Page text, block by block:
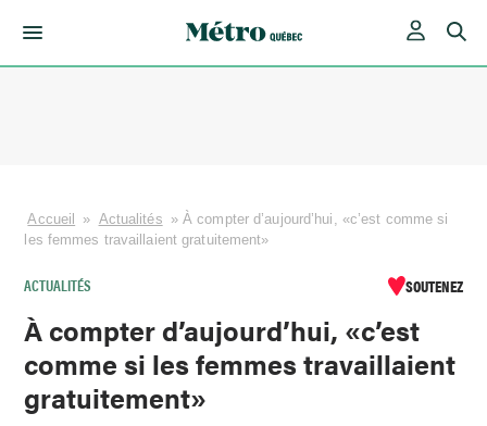
Accueil » Actualités » À compter d’aujourd’hui, «c’est comme si
les femmes travaillaient gratuitement»
ACTUALITÉS SOUTENEZ
À compter d’aujourd’hui, «c’est
comme si les femmes travaillaient
gratuitement»